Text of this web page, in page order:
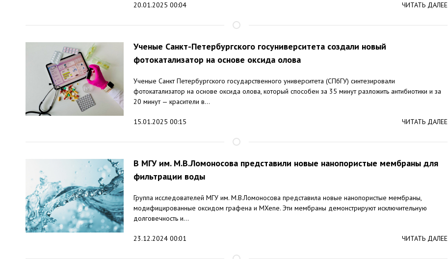
20.01.2025 00:04 ЧИТАТЬ ДАЛЕЕ
Ученые Санкт-Петербургского госуниверситета создали новый
фотокатализатор на основе оксида олова
Ученые Санкт Петербургского государственного университета (СПбГУ) синтезировали
фотокатализатор на основе оксида олова, который способен за 35 минут разложить антибиотики и за
20 минут — красители в...
15.01.2025 00:15 ЧИТАТЬ ДАЛЕЕ
В МГУ им. М.В.Ломоносова представили новые нанопористые мембраны для
фильтрации воды
Группа исследователей МГУ им. М.В.Ломоносова представила новые нанопористые мембраны,
модифицированные оксидом графена и MXene. Эти мембраны демонстрируют исключительную
долговечность и...
23.12.2024 00:01 ЧИТАТЬ ДАЛЕЕ